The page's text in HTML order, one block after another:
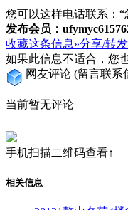
您可以这样电话联系：“
发布会员：
收藏这条信息»分享/转
如果此信息不适合，您
网友评论 (留言联系
当前暂无评论
手机扫描二维码查看↑
相关信息